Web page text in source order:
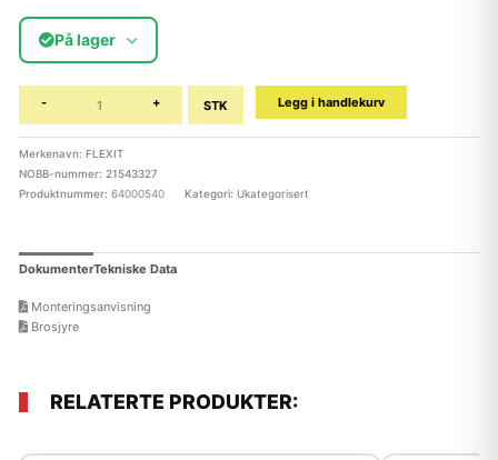
På lager
- + STK Legg i handlekurv
Merkenavn: FLEXIT
NOBB-nummer: 21543327
Produktnummer: 64000540 Kategori: Ukategorisert
DokumenterTekniske Data
Monteringsanvisning
Brosjyre
RELATERTE PRODUKTER: